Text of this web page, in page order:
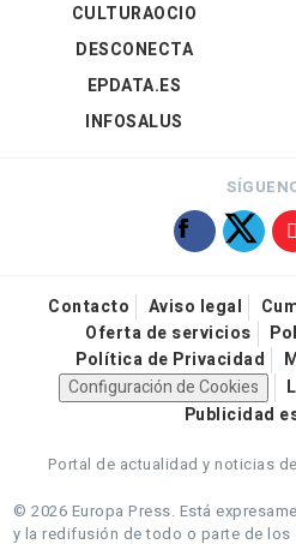
CULTURAOCIO
DESCONECTA
EPDATA.ES
INFOSALUS
Contacto Aviso legal
Oferta de servicios
Política de Privacidad
Configuración de Cookies
Publicidad
Portal de actualidad y noticias
© 2026 Europa Press. Está
y la redifusión de todo o parte de